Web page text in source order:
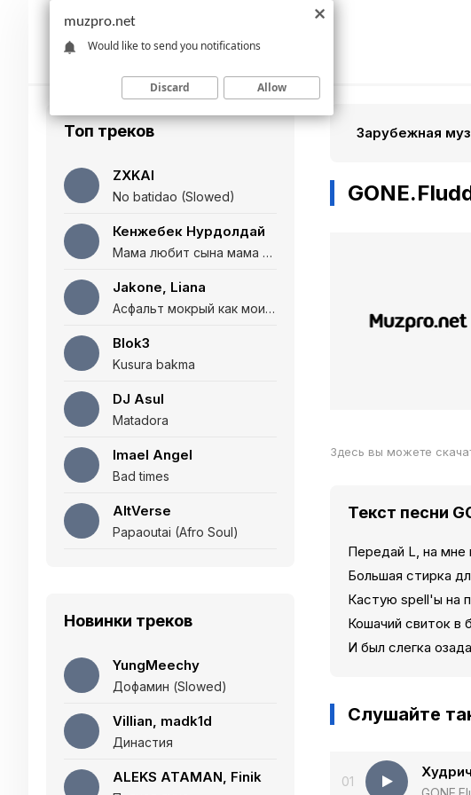
Топ треков
ZXKAI
No batidao (Slowed)
Кенжебек Нурдолдай
Мама любит сына мама любит дочь (Полная версия)
Jakone, Liana
Асфальт мокрый как мои глаза и я нарезаю
Blok3
Kusura bakma
DJ Asul
Matadora
Imael Angel
Bad times
AltVerse
Papaoutai (Afro Soul)
Новинки треков
YungMeechy
Дофамин (Slowed)
Villian, madk1d
Династия
ALEKS ATAMAN, Finik
Зарубежная
Здесь вы можете
Текст песни
Передай L, на мне
Большая стирка
Кастую spell'ы на
Кошачий свиток в
И был слегка
Слушайте
01
Худрич
muzpro.net
Would like to send you notifications
Discard Allow